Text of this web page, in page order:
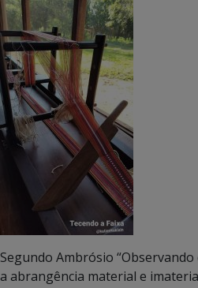
Segundo Ambrósio
a abrangência material e